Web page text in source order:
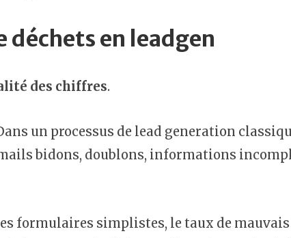
déchets en leadgen
des chiffres.
un processus de lead generation
bidons, doublons, informations
formulaires simplistes, le taux de